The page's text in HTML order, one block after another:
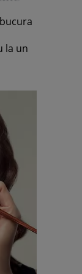
la un